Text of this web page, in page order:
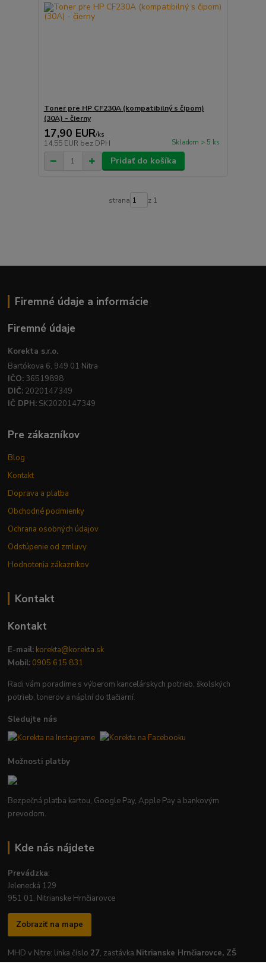
Toner pre HP CF230A (kompatibilný s čipom)
(30A) - čierny
17,90 EUR/ks
14,55 EUR bez DPH Skladom > 5 ks
Pridať do košíka
strana z 1
Firemné údaje a informácie
Firemné údaje
Korekta s.r.o.
Bartókova 6, 949 01 Nitra
IČO: 36519898
DIČ: 2020147349
IČ DPH: SK2020147349
Pre zákazníkov
Blog
Kontakt
Doprava a platba
Obchodné podmienky
Ochrana osobných údajov
Odstúpenie od zmluvy
Hodnotenia zákazníkov
Kontakt
Kontakt
E-mail: korekta@korekta.sk
Mobil: 0905 615 831
Radi vám poradíme s výberom kancelárskych potrieb, školských
potrieb, tonerov a náplní do tlačiarní.
Sledujte nás
Možnosti platby
Bezpečná platba kartou, Google Pay, Apple Pay a bankovým
prevodom.
Kde nás nájdete
Prevádzka:
Jelenecká 129
951 01, Nitrianske Hrnčiarovce
Zobraziť na mape
MHD v Nitre: linka číslo 27, zastávka Nitrianske Hrnčiarovce, ZŠ